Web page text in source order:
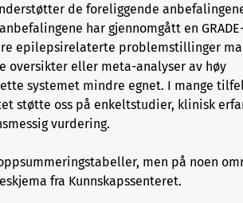
de foreliggende
har gjennomgått en
epilepsirelaterte problemstillinger
oversikter eller meta-analyser av høy
systemet mindre egnet. I mange
støtte oss på enkeltstudier, klinisk
vurdering.
men på noen
fra Kunnskapssenteret.